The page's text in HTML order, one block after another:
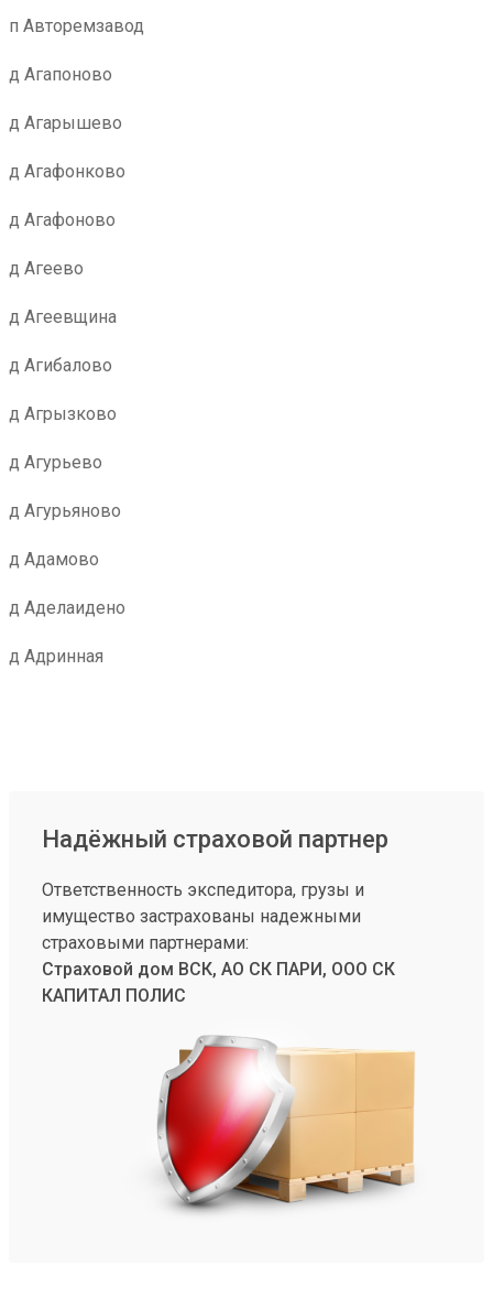
п Авторемзавод
д Агапоново
д Агарышево
д Агафонково
д Агафоново
д Агеево
д Агеевщина
д Агибалово
д Агрызково
д Агурьево
д Агурьяново
д Адамово
д Аделаидено
д Адринная
Надёжный страховой партнер
Ответственность экспедитора, грузы и
имущество застрахованы надежными
страховыми партнерами:
Страховой дом ВСК, АО СК ПАРИ, ООО СК
КАПИТАЛ ПОЛИС